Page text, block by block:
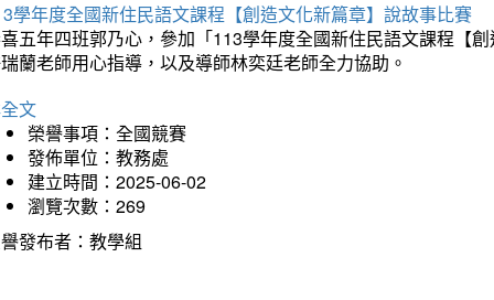
學年度全國新住民語文課程【創造文化新篇章】說故事比賽
五年四班郭乃心，參加「113學年度全國新住民語文課程【
蘭老師用心指導，以及導師林奕廷老師全力協助。
文
榮譽事項：全國競賽
發佈單位：教務處
建立時間：2025-06-02
瀏覽次數：269
發布者：教學組